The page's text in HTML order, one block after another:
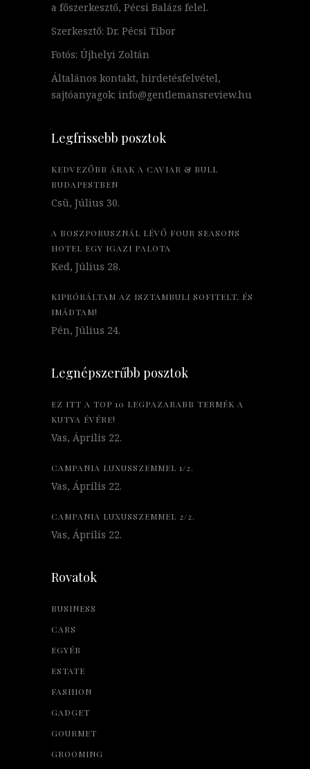
a főszerkesztő, Pécsi Balázs felel.
Szerkesztő: Dr. Pécsi Tibor
Fotós: Újhelyi Zoltán
Általános kontakt, hirdetésfelvétel,
sajtóanyagok: info@gentlemansreview.hu
Legfrissebb posztok
KEDVEZŐBB ÁRAK A CAVIAR & BULL
BUDAPESTBEN
Csü, Július 30.
A BOSZPORUSZNÁL LÉVŐ FOUR SEASONS
HOTEL EGY IGAZI PALOTA
Ked, Július 28.
KIPRÓBÁLTAM AZ ISZTAMBULI SOFITELT, ÉS
IMÁDTAM!
Pén, Július 24.
Legnépszerűbb posztok
EZ ITT A TOP 10 LEGPAZARABB TERMÉK A
KUTYA ÉVÉRE!
Vas, Április 22.
CAMPANIA LUXUSSZEMMEL 1/2.
Vas, Április 22.
CAMPANIA LUXUSSZEMMEL 2/2.
Vas, Április 22.
Rovatok
BUSINESS
CARS
EGYÉB
ESTATE
FASHION
GADGET
GOURMET
GROOMING